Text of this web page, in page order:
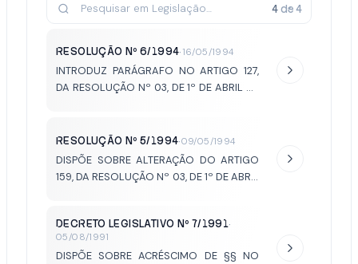
4de4
RESOLUÇÃO Nº 6/1994· 16/05/1994
INTRODUZ PARÁGRAFO NO ARTIGO 127,
DA RESOLUÇÃO Nº 03, DE 1º DE ABRIL DE
RESOLUÇÃO Nº 5/1994·09/05/1994
DISPÕE SOBRE ALTERAÇÃO DO ARTIGO
159, DA RESOLUÇÃO Nº 03, DE 1º DE ABRIL
DECRETO LEGISLATIVO Nº 7/1991·
05/08/1991
DISPÕE SOBRE ACRÉSCIMO DE §§ NO